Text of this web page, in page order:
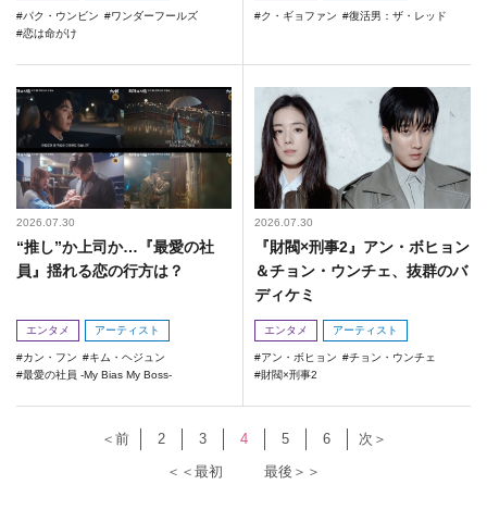
パク・ウンビン
ワンダーフールズ
恋は命がけ
ク・ギョファン 復活男：ザ・レッド
2026.07.30
“推し”か上司か…『最愛の社
員』揺れる恋の行方は？
エンタメ アーティスト
カン・フン
キム・ヘジュン
最愛の社員 -My Bias My Boss-
2026.07.30
『財閥×刑事2』アン・ボヒョン
＆チョン・ウンチェ、抜群のバ
ディケミ
エンタメ アーティスト
アン・ボヒョン
チョン・ウンチェ
財閥×刑事2
＜＜最初
＜前 2 3 4 5 6
次＞
最後＞＞